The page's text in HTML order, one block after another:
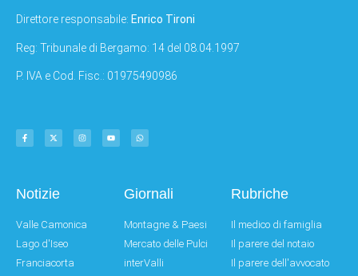
Direttore responsabile: Enrico Tironi
Reg: Tribunale di Bergamo: 14 del 08.04.1997
P. IVA e Cod. Fisc.: 01975490986
Notizie
Valle Camonica
Lago d'Iseo
Franciacorta
Giornali
Montagne & Paesi
Mercato delle Pulci
interValli
Rubriche
Il medico di famiglia
Il parere del notaio
Il parere dell'avvocato